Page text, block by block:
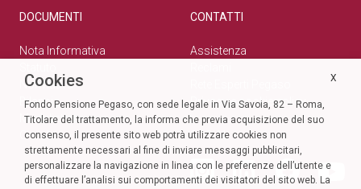
DOCUMENTI
Nota Informativa
Normativa
Bilanci
Modulistica
Circolari
CONTATTI
Assistenza
Privacy e cookie policy
SOCIAL
X
Cookies
Fondo Pensione Pegaso, con sede legale in Via Savoia, 82 – Roma,
Titolare del trattamento, la informa che previa acquisizione del suo
consenso, il presente sito web potrà utilizzare cookies non
strettamente necessari al fine di inviare messaggi pubblicitari,
personalizzare la navigazione in linea con le preferenze dell’utente e
di effettuare l’analisi sui comportamenti dei visitatori del sito web. La